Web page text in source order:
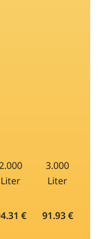
Liter
3.000
Liter
€ 91.93 €